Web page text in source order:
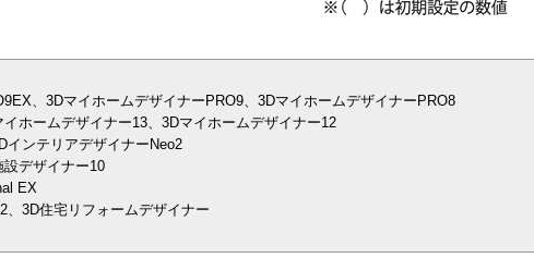
、3DマイホームデザイナーPRO9、3DマイホームデザイナーPRO8
ホームデザイナー13、3Dマイホームデザイナー12
インテリアデザイナーNeo2
デザイナー10
EX
3D住宅リフォームデザイナー